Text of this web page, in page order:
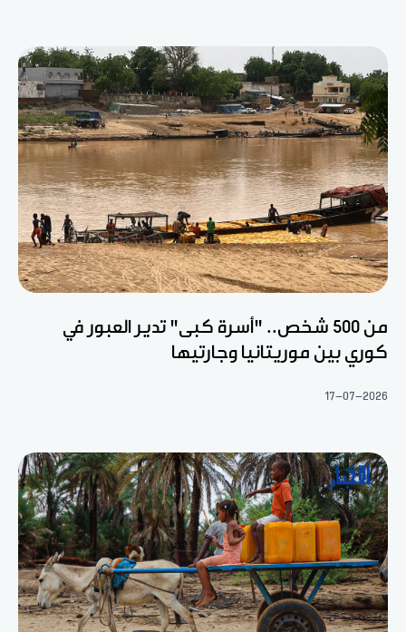
من 500 شخص.. "أسرة كبى" تدير العبور في
كوري بين موريتانيا وجارتيها
17-07-2026